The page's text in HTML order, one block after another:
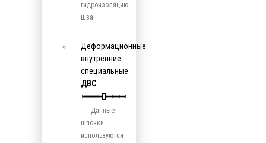
гидроизоляцию
шва.
Деформационные
внутренние
специальные
ДВС
Данные
шпонки
используются